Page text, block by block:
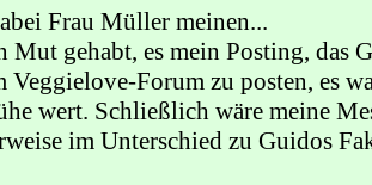
Frau Müller meinen...
Mut gehabt, es mein Posting, das
Veggielove-Forum zu posten, es
wert. Schließlich wäre meine
im Unterschied zu Guidos